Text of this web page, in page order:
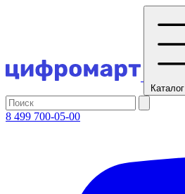
Каталог
8 499 700-05-00